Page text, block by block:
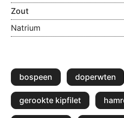
Zout
Natrium
bospeen doperwten
gerookte kipfilet